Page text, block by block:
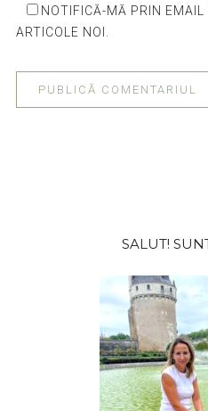
NOTIFICĂ-MĂ PRIN
ARTICOLE NOI.
principală
SALUT!